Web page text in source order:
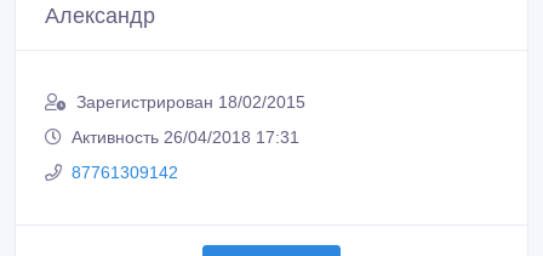
Александр
Зарегистрирован 18/02/2015
Активность 26/04/2018 17:31
87761309142